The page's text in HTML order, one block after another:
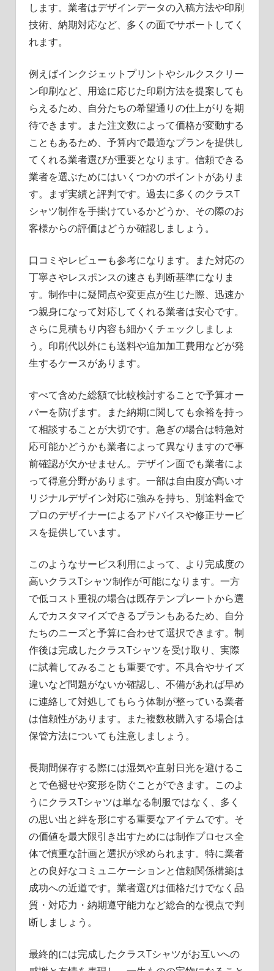
します。業者はデザインデータの入稿方法や印刷
技術、納期対応など、多くの面でサポートしてく
れます。
例えばインクジェットプリントやシルクスクリー
ン印刷など、用途に応じた印刷方法を提案しても
らえるため、自分たちの希望通りの仕上がりを期
待できます。また注文数によって価格が変動する
こともあるため、予算内で最適なプランを提供し
てくれる業者選びが重要となります。信頼できる
業者を選ぶためにはいくつかのポイントがありま
す。まず実績と評判です。過去に多くのクラスT
シャツ制作を手掛けているかどうか、その際のお
客様からの評価はどうか確認しましょう。
口コミやレビューも参考になります。また対応の
丁寧さやレスポンスの速さも判断基準になりま
す。制作中に疑問点や変更点が生じた際、迅速か
つ親身になって対応してくれる業者は安心です。
さらに見積もり内容も細かくチェックしましょ
う。印刷代以外にも送料や追加加工費用などが発
生するケースがあります。
すべて含めた総額で比較検討することで予算オー
バーを防げます。また納期に関しても余裕を持っ
て相談することが大切です。急ぎの場合は特急対
応可能かどうかも業者によって異なりますので事
前確認が欠かせません。デザイン面でも業者によ
って得意分野があります。一部は自由度が高いオ
リジナルデザイン対応に強みを持ち、別途料金で
プロのデザイナーによるアドバイスや修正サービ
スを提供しています。
このようなサービス利用によって、より完成度の
高いクラスTシャツ制作が可能になります。一方
で低コスト重視の場合は既存テンプレートから選
んでカスタマイズできるプランもあるため、自分
たちのニーズと予算に合わせて選択できます。制
作後は完成したクラスTシャツを受け取り、実際
に試着してみることも重要です。不具合やサイズ
違いなど問題がないか確認し、不備があれば早め
に連絡して対処してもらう体制が整っている業者
は信頼性があります。また複数枚購入する場合は
保管方法についても注意しましょう。
長期間保存する際には湿気や直射日光を避けるこ
とで色褪せや変形を防ぐことができます。このよ
うにクラスTシャツは単なる制服ではなく、多く
の思い出と絆を形にする重要なアイテムです。そ
の価値を最大限引き出すためには制作プロセス全
体で慎重な計画と選択が求められます。特に業者
との良好なコミュニケーションと信頼関係構築は
成功への近道です。業者選びは価格だけでなく品
質・対応力・納期遵守能力など総合的な視点で判
断しましょう。
最終的には完成したクラスTシャツがお互いへの